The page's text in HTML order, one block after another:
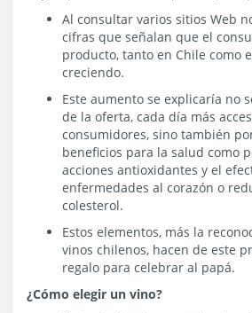
Al consultar varios sitios Web
cifras que señalan que el
producto, tanto en Chile como
creciendo.
Este aumento se explicaría no
de la oferta, cada día más
consumidores, sino también
beneficios para la salud como
acciones antioxidantes y el
enfermedades al corazón o
colesterol.
Estos elementos, más la
vinos chilenos, hacen de este
regalo para celebrar al papá.
¿Cómo elegir un vino?